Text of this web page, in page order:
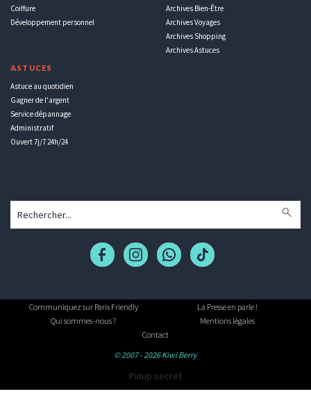
Coiffure
Développement personnel
ASTUCES
Astuce au quotidien
Gagner de l'argent
Service dépannage
Administratif
Ouvert 7j/7 24h/24
Archives Bien-Être
Archives Voyages
Archives Shopping
Archives Astuces
Communiquez sur Paris Friendly
La Presse en parle !
Qui sommes-nous ?
Mentions légales
Contact
© 2007 - 2026 Kiwi Berry
Pinup secret